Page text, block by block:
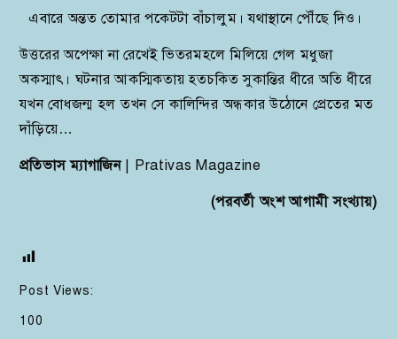
এবারে অন্তত তোমার পকেটটা বাঁচালুম। যথাস্থানে পৌঁছে দিও।
উত্তরের অপেক্ষা না রেখেই ভিতরমহলে মিলিয়ে গেল মধুজা
অকস্মাৎ। ঘটনার আকস্মিকতায় হতচকিত সুকান্তির ধীরে অতি ধীরে
যখন বোধজন্ম হল তখন সে কালিন্দির অন্ধকার উঠোনে প্রেতের মত
দাঁড়িয়ে…
প্রতিভাস ম্যাগাজিন| Prativas Magazine
(পরবর্তী অংশ আগামী সংখ্যায়)
Post Views:
100